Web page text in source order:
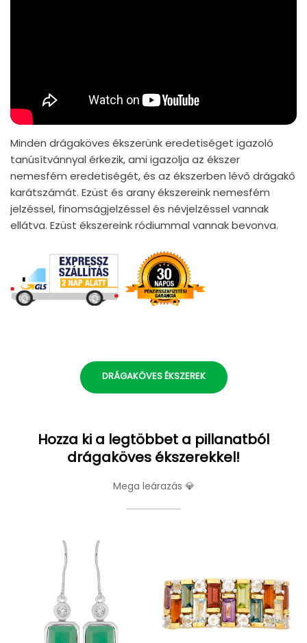
Minden drágaköves ékszerünk eredetiséget igazoló
tanúsítvánnyal érkezik, ami igazolja az ékszer
nemesfém eredetiségét, és az ékszerben lévő drágakő
karátszámát. Ezüst és arany ékszereink nemesfém
jelzéssel, finomságjelzéssel és névjelzéssel vannak
ellátva. Ezüst ékszereink ródiummal vannak bevonva.
DRÁGAKÖVES ÉKSZEREK
Hozza ki a legtöbbet a pillanatból
drágaköves ékszerekkel!
Mega leárazás 💎